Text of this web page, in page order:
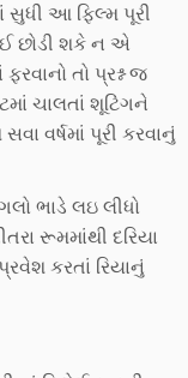
સુધી આ ફિલ્મ પૂરી
છોડી શકે ન એ
તો પ્રશ્ન જ
ચાલતાં શૂટિંગને
વર્ષમાં પૂરી કરવાનું
ભાડે લઇ લીધો
રૂમમાંથી દરિયા
કરતાં રિયાનું